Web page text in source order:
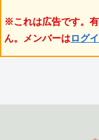
※これは広告です。
ん。メンバーは ログ